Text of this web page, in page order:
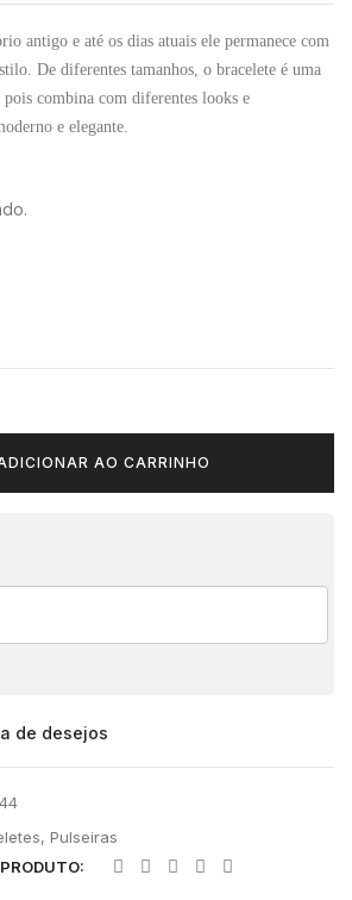
antigo e até os dias atuais ele permanece com
De diferentes tamanhos, o bracelete é uma
pois combina com diferentes looks e
e elegante.
AO CARRINHO
de desejos
, Pulseiras